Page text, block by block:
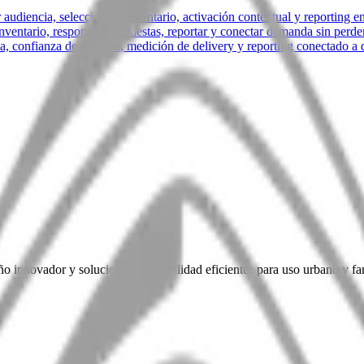
selección de inventario, activación contextual y reporting
responder propuestas, reportar y conectar demanda sin
confianza de forecast, medición de delivery y reporting conectado a
innovador y soluciones de movilidad eficientes para uso urbano y